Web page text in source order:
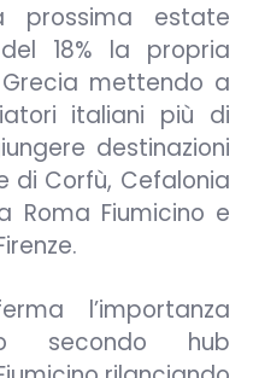
prossima estate
18% la propria
mettendo a
italiani più di
destinazioni
di Corfù, Cefalonia
Roma Fiumicino e
l’importanza
secondo hub